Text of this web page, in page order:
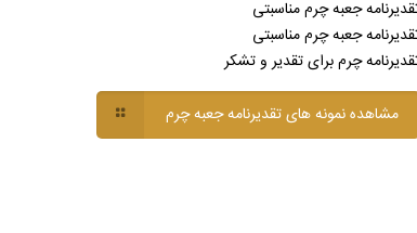
جعبه چرم مناسبتی
جعبه چرم مناسبتی
چرم برای تقدیر و تشکر
مشاهده نمونه های تقدیرنامه جعبه چرم